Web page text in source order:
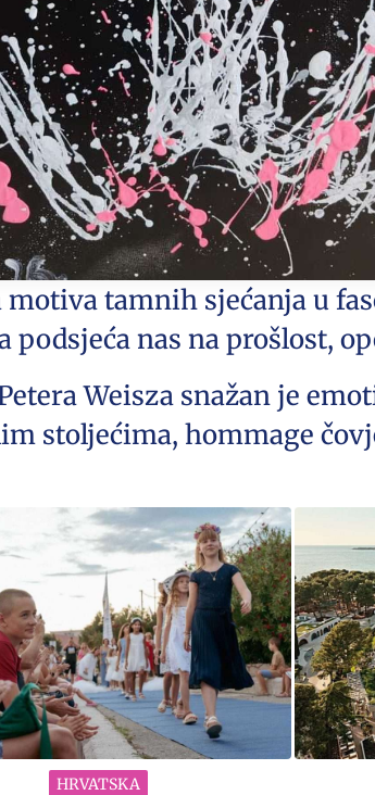
motiva tamnih sjećanja u
podsjeća nas na prošlost,
Weisza snažan je
stoljećima, hommage
HRVATSKA